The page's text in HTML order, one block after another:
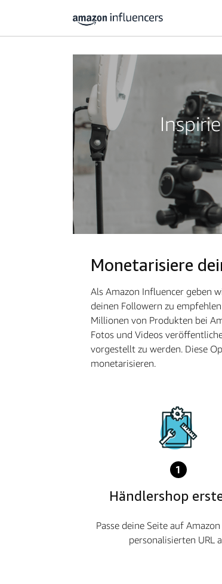
Monetarisiere
Als Amazon Influencer geben
deinen Followern zu
Millionen von Produkten bei
Fotos und Videos
vorgestellt zu werden. Diese
monetarisieren.
1
Händlershop
Passe deine Seite auf
personalisierten URL